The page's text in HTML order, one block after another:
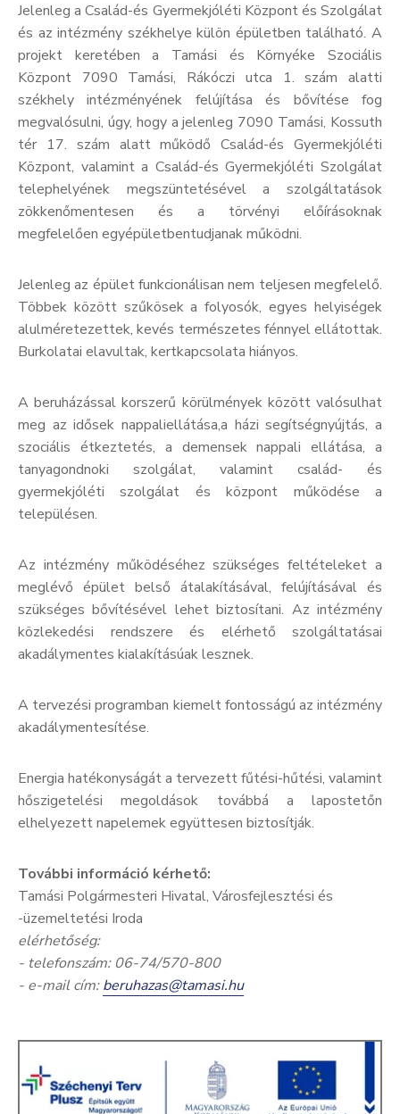
Jelenleg a Család-és Gyermekjóléti Központ és Szolgálat
és az intézmény székhelye külön épületben található. A
projekt keretében a Tamási és Környéke Szociális
Központ 7090 Tamási, Rákóczi utca 1. szám alatti
székhely intézményének felújítása és bővítése fog
megvalósulni, úgy, hogy a jelenleg 7090 Tamási, Kossuth
tér 17. szám alatt működő Család-és Gyermekjóléti
Központ, valamint a Család-és Gyermekjóléti Szolgálat
telephelyének megszüntetésével a szolgáltatások
zökkenőmentesen és a törvényi előírásoknak
megfelelően egyépületbentudjanak működni.
Jelenleg az épület funkcionálisan nem teljesen megfelelő.
Többek között szűkösek a folyosók, egyes helyiségek
alulméretezettek, kevés természetes fénnyel ellátottak.
Burkolatai elavultak, kertkapcsolata hiányos.
A beruházással korszerű körülmények között valósulhat
meg az idősek nappaliellátása,a házi segítségnyújtás, a
szociális étkeztetés, a demensek nappali ellátása, a
tanyagondnoki szolgálat, valamint család- és
gyermekjóléti szolgálat és központ működése a
településen.
Az intézmény működéséhez szükséges feltételeket a
meglévő épület belső átalakításával, felújításával és
szükséges bővítésével lehet biztosítani. Az intézmény
közlekedési rendszere és elérhető szolgáltatásai
akadálymentes kialakításúak lesznek.
A tervezési programban kiemelt fontosságú az intézmény
akadálymentesítése.
Energia hatékonyságát a tervezett fűtési-hűtési, valamint
hőszigetelési megoldások továbbá a lapostetőn
elhelyezett napelemek együttesen biztosítják.
További információ kérhető:
Tamási Polgármesteri Hivatal, Városfejlesztési és
-üzemeltetési Iroda
elérhetőség:
- telefonszám: 06-74/570-800
- e-mail cím:beruhazas@tamasi.hu